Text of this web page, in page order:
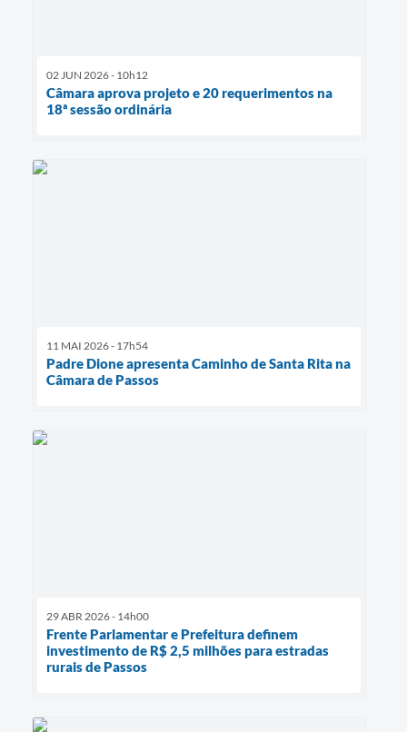
02 JUN 2026 - 10h12
Câmara aprova projeto e 20 requerimentos na
18ª sessão ordinária
11 MAI 2026 - 17h54
Padre Dione apresenta Caminho de Santa Rita na
Câmara de Passos
29 ABR 2026 - 14h00
Frente Parlamentar e Prefeitura definem
investimento de R$ 2,5 milhões para estradas
rurais de Passos